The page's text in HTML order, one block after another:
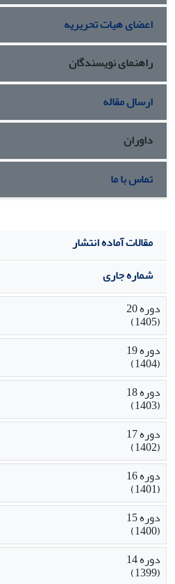
دانشآموزان تأثیر معناداری دارد
اعضای هیات تحریریه
راهنمای نویسندگان
ارسال مقاله
داوران
تماس با ما
مقالات آماده انتشار
شماره جاری
دوره 20
(1405)
دوره 19
(1404)
دوره 18
(1403)
دوره 17
(1402)
دوره 16
(1401)
دوره 15
(1400)
دوره 14
(1399)